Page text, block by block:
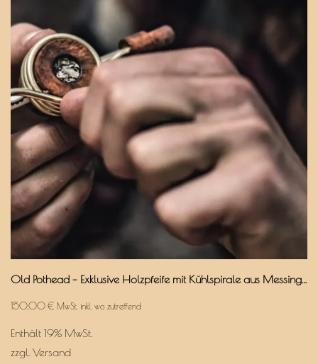
Old Pothead – Exklusive Holzpfeife mit Kühlspirale aus Messing & Aktivkohlefilter
150,00 € MwSt. inkl. wo zutreffend
Enthält 19% MwSt.
zzgl. Versand